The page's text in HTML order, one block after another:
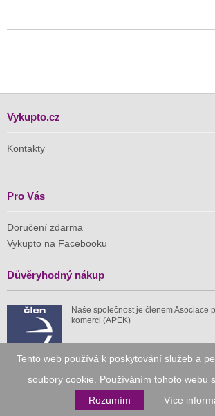
Tento web používá k poskytování služeb a
soubory cookie. Používáním tohoto webu
Rozumím
Více
Vykupto.cz
Kontakty
Pro Vás
Doručení zdarma
Vykupto na Facebooku
Důvěryhodný nákup
Naše společnost je členem Asociace
komerci (APEK)
Již od roku 2010